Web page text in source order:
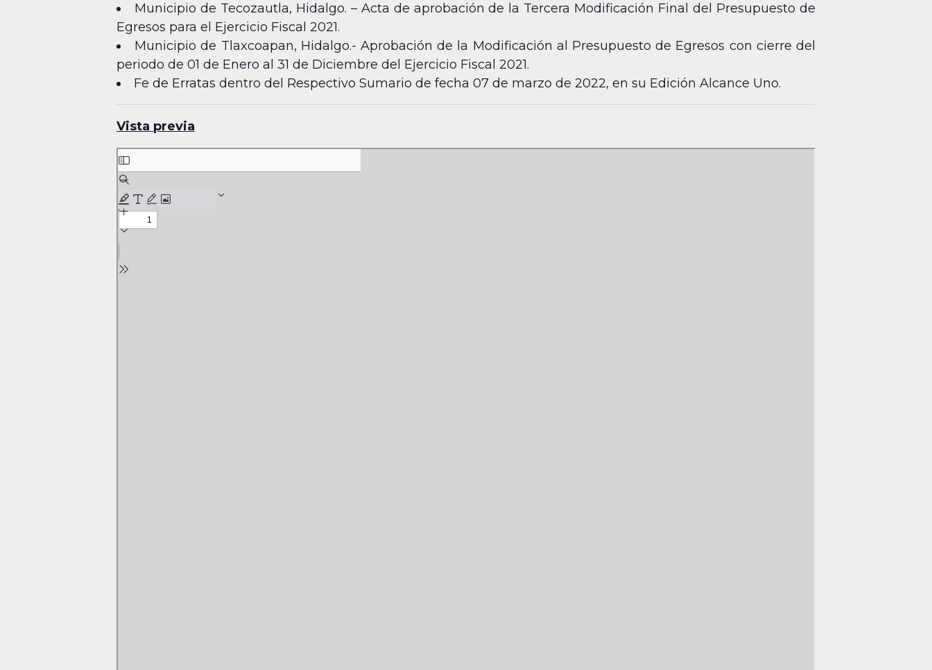
Municipio de Tecozautla, Hidalgo. – Acta de aprobación de la Tercera Modificación Final del Presupuesto de
Egresos para el Ejercicio Fiscal 2021.
Municipio de Tlaxcoapan, Hidalgo.- Aprobación de la Modificación al Presupuesto de Egresos con cierre del
periodo de 01 de Enero al 31 de Diciembre del Ejercicio Fiscal 2021.
Fe de Erratas dentro del Respectivo Sumario de fecha 07 de marzo de 2022, en su Edición Alcance Uno.
Vista previa
Skip
to
PDF
content